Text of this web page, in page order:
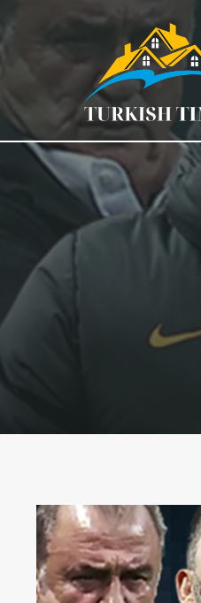
content